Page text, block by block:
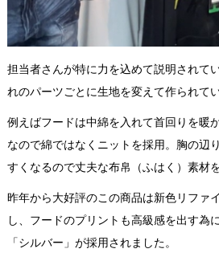
担当者さんが特に力を込めて説明されて
れのパーツごとに生地を変えて作られてい
例えばフードは中綿を入れて首回りを暖
なので綿ではなくニットを採用。胸の辺
すくなるので丈夫な布帛（ふはく）素材を
昨年から大好評のこの商品は新色リファ
し、フードのプリントも高級感を出す為
「シルバー」が採用されました。